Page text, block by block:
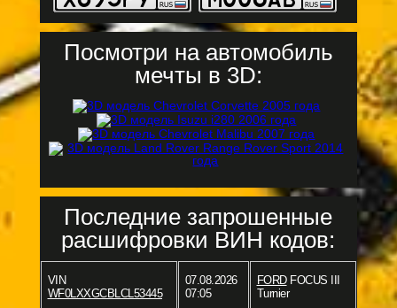
Посмотри на автомобиль
мечты в 3D:
Последние запрошенные
расшифровки ВИН кодов:
VIN
WF0LXXGCBLCL53445
07.08.2026
07:05
FORDFOCUS III
Turnier